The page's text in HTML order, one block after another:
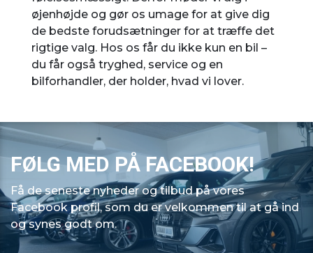
øjenhøjde og gør os umage for at give dig
de bedste forudsætninger for at træffe det
rigtige valg. Hos os får du ikke kun en bil –
du får også tryghed, service og en
bilforhandler, der holder, hvad vi lover.
FØLG MED PÅ FACEBOOK!
Få de seneste nyheder og tilbud på vores
Facebook profil, som du er velkommen til at gå ind
og synes godt om.